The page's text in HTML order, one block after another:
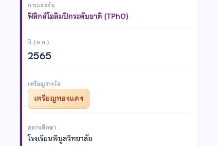
การแข่งขัน
ฟิสิกส์โอลิมปิกระดับชาติ (TPhO)
ปี (พ.ศ.)
2565
เหรียญรางวัล
เหรียญทองแดง
สถานศึกษา
โรงเรียนพิบูลวิทยาลัย